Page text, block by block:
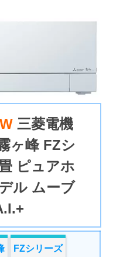
三菱電機
ヶ峰 FZシ
ピュアホ
ル ムーブ
FZシリーズ